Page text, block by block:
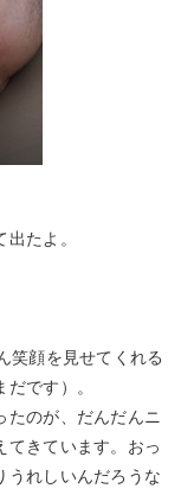
たよ。
笑顔を見せてくれる
です）。
たのが、だんだんニ
てきています。おっ
うれしいんだろうな